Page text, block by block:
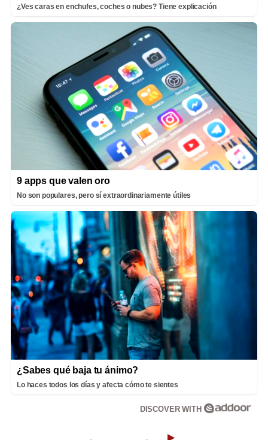
¿Ves caras en enchufes, coches o nubes? Tiene explicación
9 apps que valen oro
No son populares, pero sí extraordinariamente útiles
¿Sabes qué baja tu ánimo?
Lo haces todos los días y afecta cómo te sientes
DISCOVER WITH